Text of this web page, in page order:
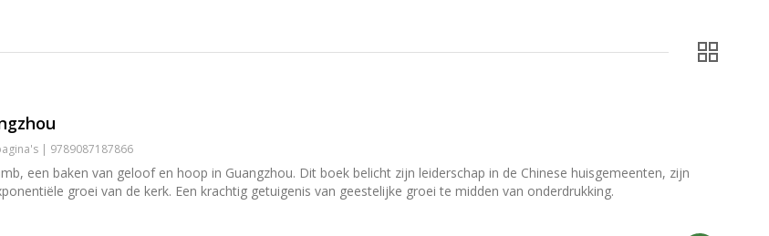
| 9789087187866
een baken van geloof en hoop in Guangzhou. Dit boek belicht zijn leiderschap in de Chinese huisgemeenten, zijn
groei van de kerk. Een krachtig getuigenis van geestelijke groei te midden van onderdrukking.